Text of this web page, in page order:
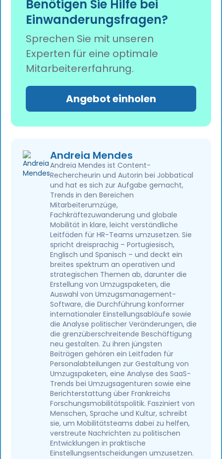
Spitzenkräfte mithilfe umfassender
Umzugspakete anzuwerben, bis 2026 neue
Höhen erreichen wird.
Benötigen Sie Hilfe bei
Einwanderungsfragen?
Sprechen Sie mit unseren
Experten für eine optimale
Mitarbeitererfahrung.
Angebot einholen
Andreia Mendes
Andreia Mendes ist Content-
Rechercheurin und Autorin bei Jobbatical
und hat es sich zur Aufgabe gemacht,
Trends in den Bereichen
Mitarbeiterumzüge,
Fachkräftezuwanderung und globale
Mobilität in klare, leicht verständliche
Leitfäden für HR-Teams umzusetzen. Sie
spricht dreisprachig – Portugiesisch,
Englisch und Spanisch – und deckt ein
breites spektrum an operativen und
strategischen Themen ab, darunter die
Erstellung von Umzugspaketen, die
Auswahl von Umzugsmanagement-
Software, die Durchführung konformer
internationaler Einstellungsabläufe sowie
die Analyse politischer Veränderungen, die
die grenzüberschreitende Beschäftigung
neu gestalten. Zu ihren jüngsten
Beiträgen gehören ein Leitfaden für
Personalabteilungen zur Gestaltung von
Umzugspaketen, eine Analyse des SaaS-
Trends bei Umzugsagenturen sowie eine
Berichterstattung über Frankreichs
Forschungsmobilitätspolitik. Fasziniert von
Menschen, Sprache und Kultur, schreibt
sie, um Mobilitätsteams dabei zu helfen,
verstreute Nachrichten zu politischen
Entwicklungen in praktische
Einstellungsentscheidungen umzusetzen.